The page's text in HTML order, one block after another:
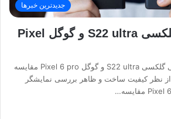
جدیدترین خبرها
مقایسه گوشی گلکسی S22 ultra و گوگل Pixel
محتوا پنهان مقایسه گوشی گلکسی S22 ultra و گوگل Pixel 6 pro مقایسه
S22 ultra و Pixel 6 pro از نظر کیفیت ساخت و ظاهر بررسی نمایشگر